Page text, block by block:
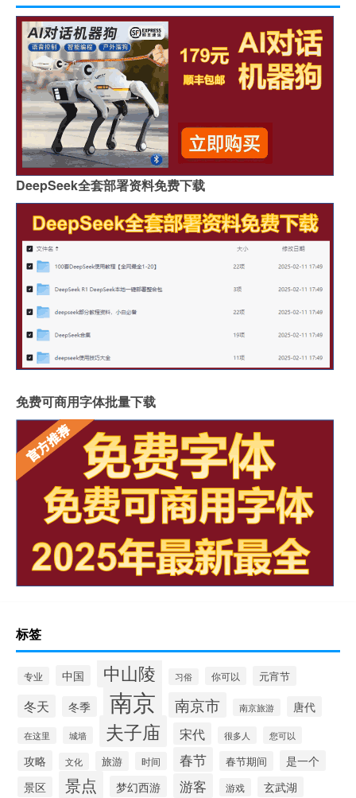
DeepSeek全套部署资料免费下载
免费可商用字体批量下载
标签
专业 中国 中山陵 习俗 你可以 元宵节
冬天 冬季 南京 南京市 南京旅游 唐代
在这里 城墙 夫子庙 宋代 很多人 您可以
攻略 文化 旅游 时间 春节 春节期间
是一个
景区
景点 梦幻西游 游客 游戏 玄武湖